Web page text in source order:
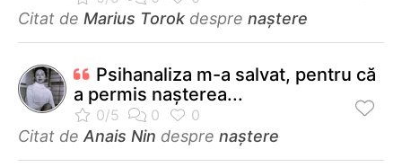
Citat de Marius Torok despre naștere
Psihanaliza m-a salvat, pentru că
a permis naşterea...
Citat de Anais Nin despre naștere